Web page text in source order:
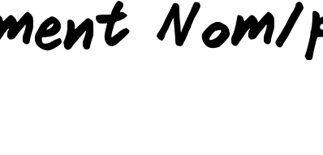
Nom/